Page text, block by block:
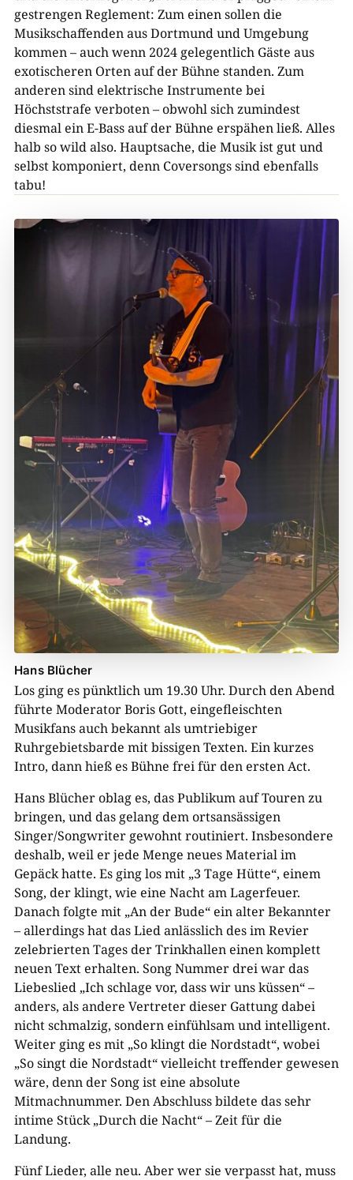
gestrengen Reglement: Zum einen sollen die
Musikschaffenden aus Dortmund und Umgebung
kommen – auch wenn 2024 gelegentlich Gäste aus
exotischeren Orten auf der Bühne standen. Zum
anderen sind elektrische Instrumente bei
Höchststrafe verboten – obwohl sich zumindest
diesmal ein E-Bass auf der Bühne erspähen ließ. Alles
halb so wild also. Hauptsache, die Musik ist gut und
selbst komponiert, denn Coversongs sind ebenfalls
tabu!
Hans Blücher
Los ging es pünktlich um 19.30 Uhr. Durch den Abend
führte Moderator Boris Gott, eingefleischten
Musikfans auch bekannt als umtriebiger
Ruhrgebietsbarde mit bissigen Texten. Ein kurzes
Intro, dann hieß es Bühne frei für den ersten Act.
Hans Blücher oblag es, das Publikum auf Touren zu
bringen, und das gelang dem ortsansässigen
Singer/Songwriter gewohnt routiniert. Insbesondere
deshalb, weil er jede Menge neues Material im
Gepäck hatte. Es ging los mit „3 Tage Hütte“, einem
Song, der klingt, wie eine Nacht am Lagerfeuer.
Danach folgte mit „An der Bude“ ein alter Bekannter
– allerdings hat das Lied anlässlich des im Revier
zelebrierten Tages der Trinkhallen einen komplett
neuen Text erhalten. Song Nummer drei war das
Liebeslied „Ich schlage vor, dass wir uns küssen“ –
anders, als andere Vertreter dieser Gattung dabei
nicht schmalzig, sondern einfühlsam und intelligent.
Weiter ging es mit „So klingt die Nordstadt“, wobei
„So singt die Nordstadt“ vielleicht treffender gewesen
wäre, denn der Song ist eine absolute
Mitmachnummer. Den Abschluss bildete das sehr
intime Stück „Durch die Nacht“ – Zeit für die
Landung.
Fünf Lieder, alle neu. Aber wer sie verpasst hat, muss